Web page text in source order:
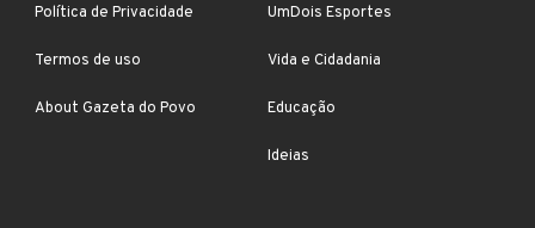
Política de Privacidade
Termos de uso
About Gazeta do Povo
UmDois Esportes
Vida e Cidadania
Educação
Ideias